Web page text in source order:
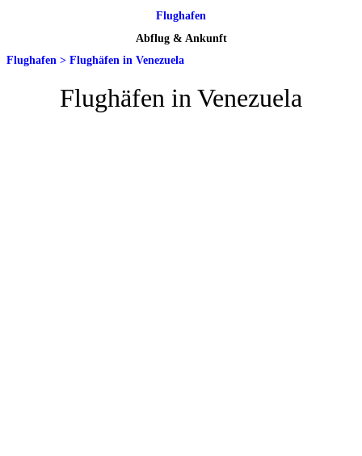
Flughafen
Abflug & Ankunft
Flughafen > Flughäfen in Venezuela
Flughäfen in Venezuela